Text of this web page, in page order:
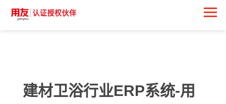
建材卫浴行业ERP系统-用